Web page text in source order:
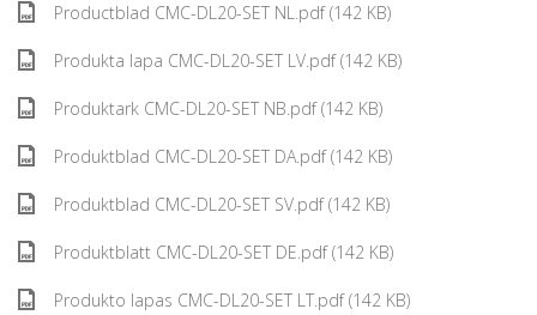
Productblad CMC-DL20-SET NL.pdf (142 KB)
Produkta lapa CMC-DL20-SET LV.pdf (142 KB)
Produktark CMC-DL20-SET NB.pdf (142 KB)
Produktblad CMC-DL20-SET DA.pdf (142 KB)
Produktblad CMC-DL20-SET SV.pdf (142 KB)
Produktblatt CMC-DL20-SET DE.pdf (142 KB)
Produkto lapas CMC-DL20-SET LT.pdf (142 KB)